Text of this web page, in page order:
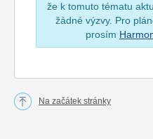
že k tomuto tématu
žádné výzvy. Pro
prosím
Na začátek stránky